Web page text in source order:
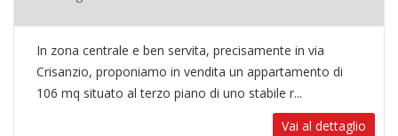
In zona centrale e ben servita, precisamente in via
Crisanzio, proponiamo in vendita un appartamento di
106 mq situato al terzo piano di uno stabile r...
Vai al dettaglio